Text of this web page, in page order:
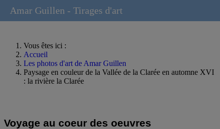
Vous êtes ici :
Accueil
Les photos d'art de Amar Guillen
Paysage en couleur de la Vallée de la Clarée en automne XVI
: la rivière la Clarée
Voyage au coeur des oeuvres
Amar Guillen - Tirages d'art